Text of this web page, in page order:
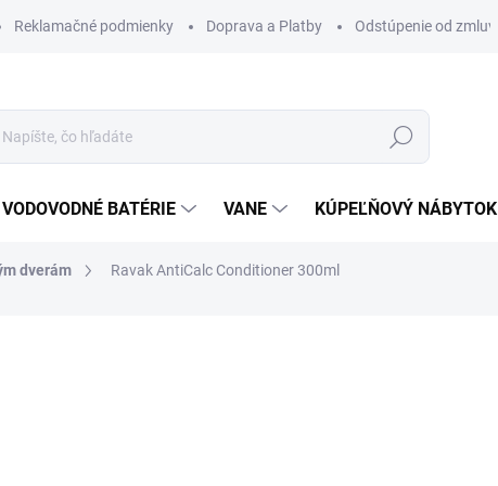
Reklamačné podmienky Doprava a Platby Odstúpenie od zmluvy
Hľadať
VODOVODNÉ BATÉRIE VANE KÚPEĽŇOVÝ NÁBYTOK
dverám Ravak AntiCalc Conditioner 300ml